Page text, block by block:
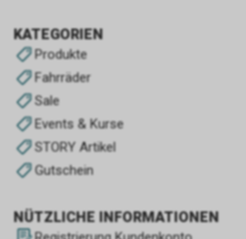
KATEGORIEN
Produkte
Fahrräder
Sale
Events & Kurse
STORY Artikel
Gutschein
NÜTZLICHE INFORMATIONEN